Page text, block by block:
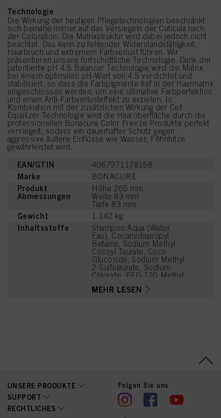
Technologie
Die Wirkung der heutigen Pflegetechnologien beschränkt
sich beinahe immer auf das Versiegeln der Cuticula nach
der Coloration. Die Matrixstruktur wird dabei jedoch nicht
beachtet. Das kann zu fehlender Widerstandsfähigkeit,
Haarbruch und extremem Farbverlust führen. Wir
präsentieren unsere fortschrittliche Technologie. Dank der
patentierte pH 4.5 Balancer Technologie wird die Matrix
bei einem optimalen pH-Wert von 4.5 verdichtet und
stabilisiert, so dass die Farbpigmente tief in der Haarmatrix
eingeschlossen werden, um eine ultimative Farbperfektion
und einen Anti-Farbverlusteffekt zu erzielen. In
Kombination mit der zusätzlichen Wirkung der Cell
Equalizer Technologie wird die Haaroberfläche durch die
professionellen Bonacure Color Freeze Produkte perfekt
versiegelt, sodass ein dauerhafter Schutz gegen
aggressive äußere Einflüsse wie Wasser, Föhnhitze
gewährleistet wird.
EAN/GTIN 4067971178158
Marke BONACURE
Produkt
Abmessungen
Höhe 265 mm
Weite 83 mm
Tiefe 83 mm
Gewicht 1.142 kg
Inhaltsstoffe
Shampoo:Aqua (Water,
Eau), Cocamidopropyl
Betaine, Sodium Methyl
Cocoyl Taurate, Coco-
Glucoside, Sodium Methyl
2-Sulfolaurate, Sodium
Chloride, PEG-120 Methyl
Magnesium Citrate, Citric
Hydroxypropyltrimonium
Chloride, Hydrogenated
Castor Oil, Sodium Sulfate,
MEHR LESEN
UNSERE PRODUKTE
SUPPORT
RECHTLICHES
Folgen Sie uns